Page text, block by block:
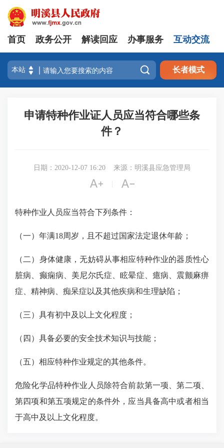
首页 政务公开 解读回应 办事服务 互动交流
 长者模式
申请特种作业证人员应当符合哪些条
件？
日期：2020-12-07 16:20 来源：明溪县应急管理局
 
特种作业人员应当符合下列条件：
（一） 年满18周岁，且不超过国家法定退休年龄；
（二） 身体健康，无妨碍从事相应特种作业的器质性心
脏病、癫痫病、美尼尔氏症、眩晕症、癔病、震颤麻痹
症、精神病、痴呆症以及其他疾病和生理缺陷；
（三） 具有初中及以上文化程度；
（四） 具备必要的安全技术知识与技能；
（五） 相应特种作业规定的其他条件。
危险化学品特种作业人员除符合前款第一项、第二项、
第四项和第五项规定的条件外，应当具备高中或者相当
于高中及以上文化程度。